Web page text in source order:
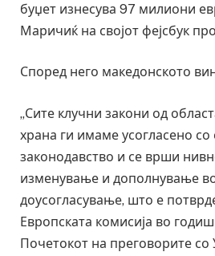
буџет изнесува 97 милиони
Маричиќ на својот фејсбук
Според него македонското
„Сите клучни закони од
храна ги имаме усогласено со
законодавство и се врши
изменување и дополнување
доусогласување, што е
Европската комисија во
Почетокот на преговорите со